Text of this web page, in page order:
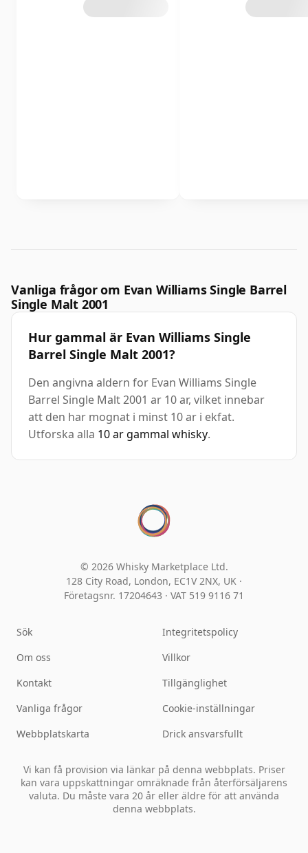
Vanliga frågor om Evan Williams Single Barrel
Single Malt 2001
Hur gammal är Evan Williams Single
Barrel Single Malt 2001?
Den angivna aldern for Evan Williams Single
Barrel Single Malt 2001 ar 10 ar, vilket innebar
att den har mognat i minst 10 ar i ekfat.
Utforska alla 10 ar gammal whisky.
© 2026 Whisky Marketplace Ltd.
128 City Road, London, EC1V 2NX, UK ·
Företagsnr. 17204643 · VAT 519 9116 71
Sök
Om oss
Kontakt
Vanliga frågor
Webbplatskarta
Integritetspolicy
Villkor
Tillgänglighet
Cookie-inställningar
Drick ansvarsfullt
Vi kan få provision via länkar på denna webbplats. Priser
kan vara uppskattningar omräknade från återförsäljarens
valuta. Du måste vara 20 år eller äldre för att använda
denna webbplats.